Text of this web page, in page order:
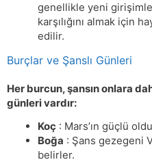
genellikle yeni
karşılığını almak için
edilir.
Burçlar ve Şanslı Günleri
Her burcun, şansın onlara
günleri vardır:
Koç : Mars’ın güçlü
Boğa : Şans gezegeni
belirler.